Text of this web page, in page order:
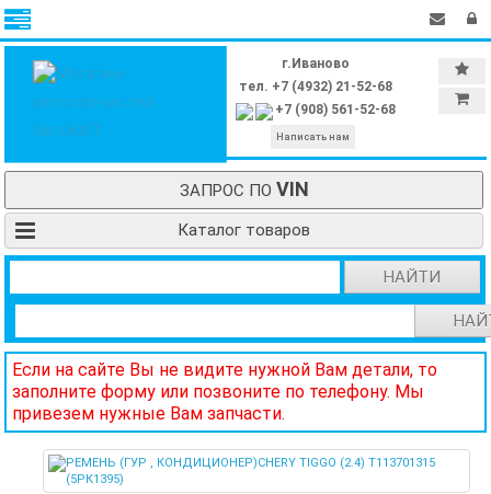
г.Иваново
тел. +7 (4932) 21-52-68
+7 (908) 561-52-68
Написать нам
ЗАПРОС ПО VIN
Каталог товаров
НАЙТИ
Если на сайте Вы не видите нужной Вам детали, то
заполните форму или позвоните по телефону. Мы
привезем нужные Вам запчасти.